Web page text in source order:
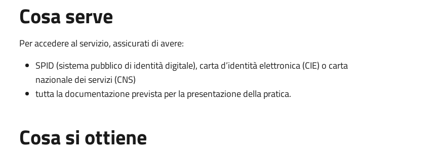
Cosa serve
Per accedere al servizio, assicurati di avere:
SPID (sistema pubblico di identità digitale), carta d’identità elettronica (CIE) o carta
nazionale dei servizi (CNS)
tutta la documentazione prevista per la presentazione della pratica.
Cosa si ottiene